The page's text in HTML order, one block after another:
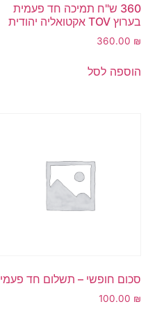
360 ש"ח תמיכה חד פעמית
בערוץ TOV אקטואליה יהודית
360.00 ₪
הוספה לסל
סכום חופשי – תשלום חד פעמי
100.00 ₪